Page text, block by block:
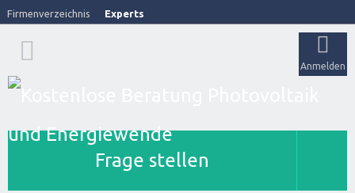
Firmenverzeichnis Experts
Anmelden
Frage stellen